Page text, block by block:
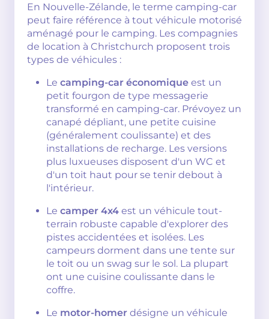
En Nouvelle-Zélande, le terme camping-car
peut faire référence à tout véhicule motorisé
aménagé pour le camping. Les compagnies
de location à Christchurch proposent trois
types de véhicules :
Le camping-car économique est un
petit fourgon de type messagerie
transformé en camping-car. Prévoyez un
canapé dépliant, une petite cuisine
(généralement coulissante) et des
installations de recharge. Les versions
plus luxueuses disposent d'un WC et
d'un toit haut pour se tenir debout à
l'intérieur.
Le camper 4x4 est un véhicule tout-
terrain robuste capable d'explorer des
pistes accidentées et isolées. Les
campeurs dorment dans une tente sur
le toit ou un swag sur le sol. La plupart
ont une cuisine coulissante dans le
coffre.
Le motor-homer désigne un véhicule